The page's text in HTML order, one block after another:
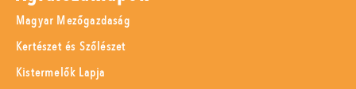
Magyar Mezőgazdaság
Kertészet és Szőlészet
Kistermelők Lapja